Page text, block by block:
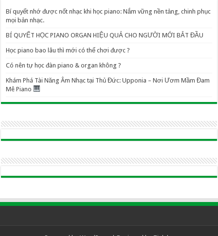
Bí quyết nhớ được nốt nhạc khi học piano: Nắm vững nền tảng, chinh phục
mọi bản nhạc.
BÍ QUYẾT HỌC PIANO ORGAN HIỆU QUẢ CHO NGƯỜI MỚI BẮT ĐẦU
Học piano bao lâu thì mới có thể chơi được ?
Có nên tự học đàn piano & organ không ?
Khám Phá Tài Năng Âm Nhạc tại Thủ Đức: Upponia – Nơi Ươm Mầm Đam
Mê Piano